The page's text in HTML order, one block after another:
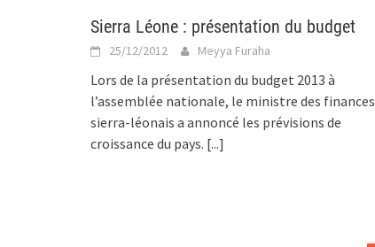
Sierra Léone : présentation du budget
25/12/2012 Meyya Furaha
Lors de la présentation du budget 2013 à
l’assemblée nationale, le ministre des finances
sierra-léonais a annoncé les prévisions de
croissance du pays. [...]